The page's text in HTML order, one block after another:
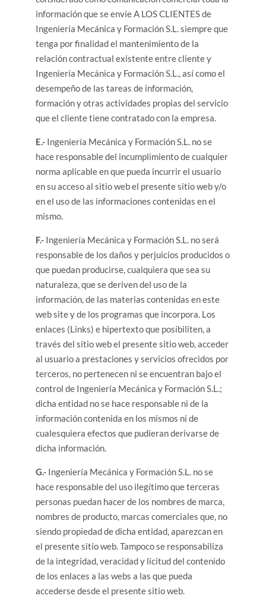
información que se envíe A LOS CLIENTES de
Ingeniería Mecánica y Formación S.L. siempre que
tenga por finalidad el mantenimiento de la
relación contractual existente entre cliente y
Ingeniería Mecánica y Formación S.L., así como el
desempeño de las tareas de información,
formación y otras actividades propias del servicio
que el cliente tiene contratado con la empresa.
E.-Ingeniería Mecánica y Formación S.L. no se
hace responsable del incumplimiento de cualquier
norma aplicable en que pueda incurrir el usuario
en su acceso al sitio web el presente sitio web y/o
en el uso de las informaciones contenidas en el
mismo.
F.-Ingeniería Mecánica y Formación S.L. no será
responsable de los daños y perjuicios producidos o
que puedan producirse, cualquiera que sea su
naturaleza, que se deriven del uso de la
información, de las materias contenidas en este
web site y de los programas que incorpora. Los
enlaces (Links) e hipertexto que posibiliten, a
través del sitio web el presente sitio web, acceder
al usuario a prestaciones y servicios ofrecidos por
terceros, no pertenecen ni se encuentran bajo el
control de Ingeniería Mecánica y Formación S.L.;
dicha entidad no se hace responsable ni de la
información contenida en los mismos ni de
cualesquiera efectos que pudieran derivarse de
dicha información.
G.-Ingeniería Mecánica y Formación S.L. no se
hace responsable del uso ilegítimo que terceras
personas puedan hacer de los nombres de marca,
nombres de producto, marcas comerciales que, no
siendo propiedad de dicha entidad, aparezcan en
el presente sitio web. Tampoco se responsabiliza
de la integridad, veracidad y licitud del contenido
de los enlaces a las webs a las que pueda
accederse desde el presente sitio web.